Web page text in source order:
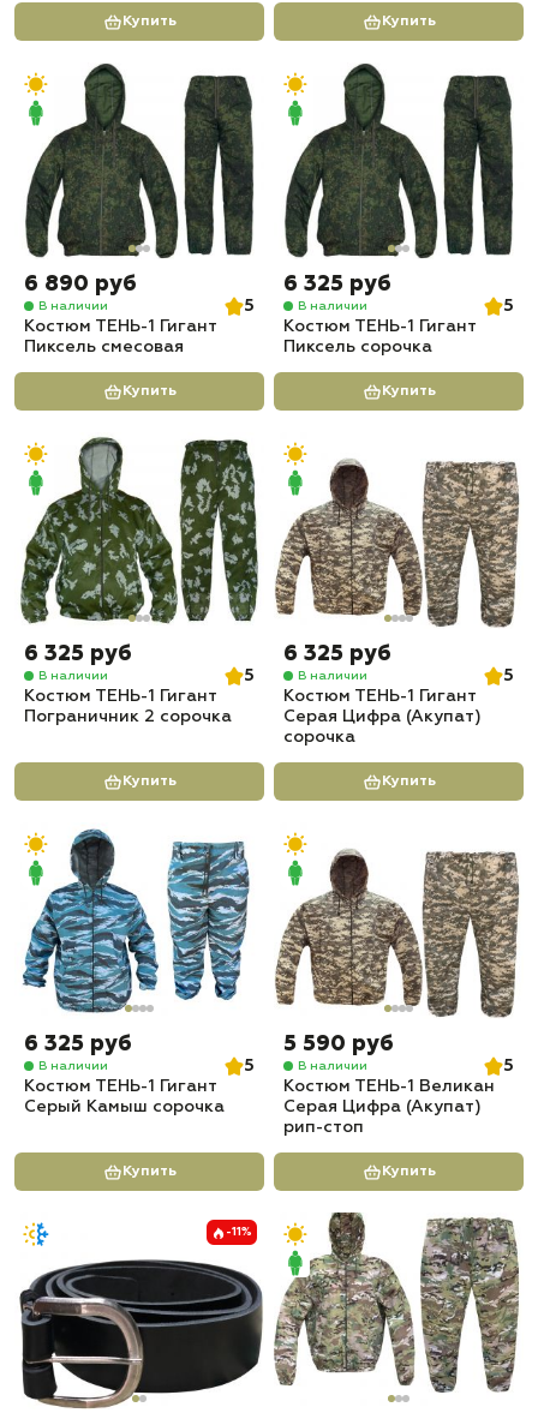
Купить Купить
6 890 руб
В наличии
5
Костюм ТЕНЬ-1 Гигант
Пиксель смесовая
Купить
6 325 руб
В наличии
5
Костюм ТЕНЬ-1 Гигант
Пиксель сорочка
Купить
6 325 руб
В наличии
5
Костюм ТЕНЬ-1 Гигант
Пограничник 2 сорочка
Купить
6 325 руб
В наличии
5
Костюм ТЕНЬ-1 Гигант
Серая Цифра (Акупат)
сорочка
Купить
6 325 руб
В наличии
5
Костюм ТЕНЬ-1 Гигант
Серый Камыш сорочка
Купить
5 590 руб
В наличии
5
Костюм ТЕНЬ-1 Великан
Серая Цифра (Акупат)
рип-стоп
Купить
-11%